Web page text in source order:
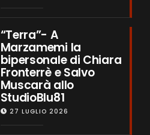
“Terra”- A
Marzamemi la
bipersonale di Chiara
Fronterrè e Salvo
Muscarà allo
StudioBlu81
27 LUGLIO 2026